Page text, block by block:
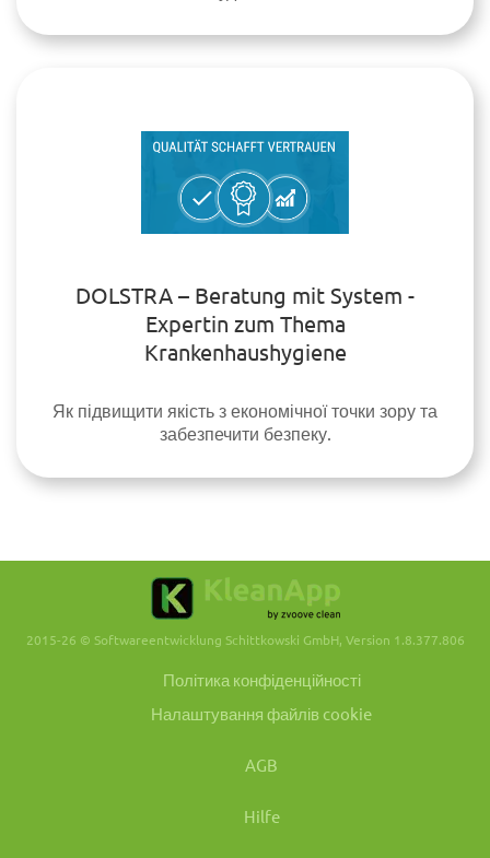
DOLSTRA – Beratung mit System -
Expertin zum Thema
Krankenhaushygiene
Як підвищити якість з економічної точки зору та
забезпечити безпеку.
2015-26 © Softwareentwicklung Schittkowski GmbH, Version 1.8.377.806
Політика конфіденційності
Налаштування файлів cookie
AGB
Hilfe